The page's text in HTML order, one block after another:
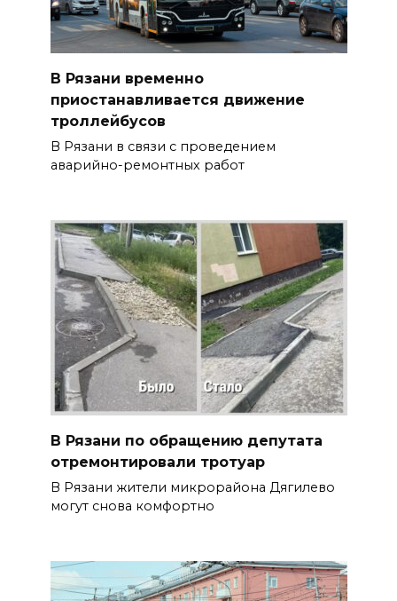
В Рязани временно
приостанавливается движение
троллейбусов
В Рязани в связи с проведением
аварийно-ремонтных работ
В Рязани по обращению депутата
отремонтировали тротуар
В Рязани жители микрорайона Дягилево
могут снова комфортно